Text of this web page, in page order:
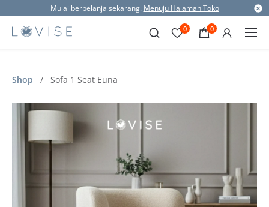
Mulai berbelanja sekarang. Menuju Halaman Toko
0 0
Shop / Sofa 1 Seat Euna